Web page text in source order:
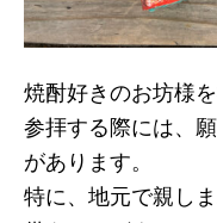
焼酎好きのお坊様
参拝する際には、
があります。
特に、地元で親し